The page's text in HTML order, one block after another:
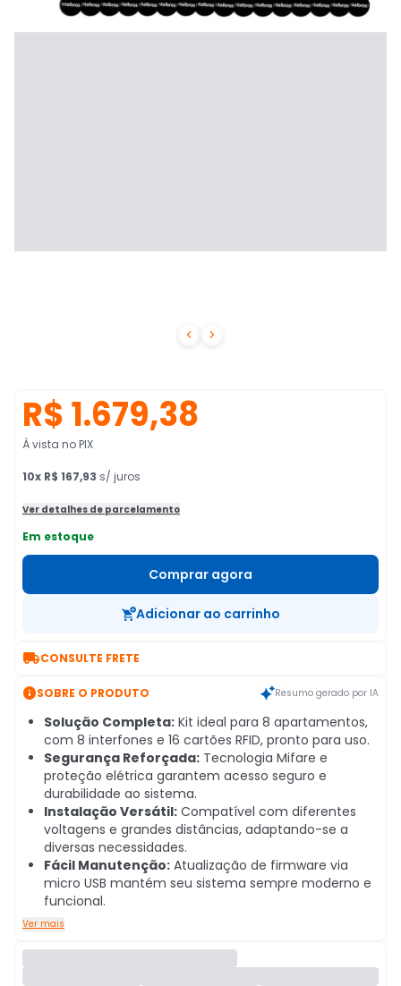
 
R$ 1.679,38
À vista no PIX
10x R$ 167,93 s/ juros
Ver detalhes de parcelamento
Em estoque
Comprar agora
Adicionar ao carrinho
CONSULTE FRETE
SOBRE O PRODUTO Resumo gerado por IA
Solução Completa: Kit ideal para 8 apartamentos,
com 8 interfones e 16 cartões RFID, pronto para uso.
Segurança Reforçada: Tecnologia Mifare e
proteção elétrica garantem acesso seguro e
durabilidade ao sistema.
Instalação Versátil: Compatível com diferentes
voltagens e grandes distâncias, adaptando-se a
diversas necessidades.
Fácil Manutenção: Atualização de firmware via
micro USB mantém seu sistema sempre moderno e
funcional.
Ver mais